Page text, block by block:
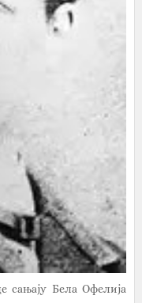
сањају Бела Офелија